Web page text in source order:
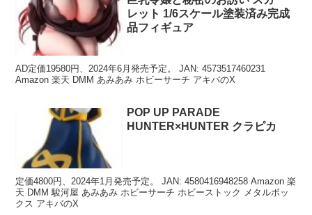
レット 1/6スケール塗装済み完成
品フィギュア
AD定価19580円、2024年6月発売予定。 JAN: 4573517460231
Amazon 楽天 DMM あみあみ ホビーサーチ アキバのX
POP UP PARADE
HUNTER×HUNTER クラピカ
定価4800円、2024年1月発売予定。 JAN: 4580416948258 Amazon 楽
天 DMM 駿河屋 あみあみ ホビーサーチ ホビーストック メタルボッ
クス アキバのX